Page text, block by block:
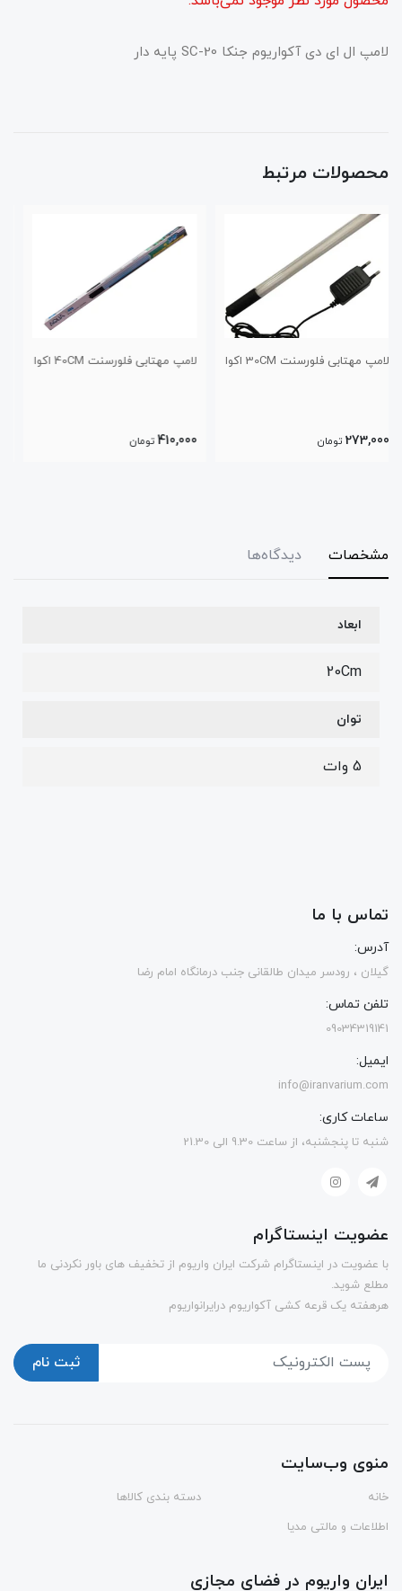
لامپ ال ای دی آکواریوم جنکا SC-20 پایه دار
محصولات مرتبط
لامپ مهتابی فلورسنت 40CM اکوا
410,000
لامپ اکوا ال ای دی 20CM
770,000
مشخصات دیدگاه‌ها
ابعاد
20Cm
توان
5 وات
تماس با ما
آدرس:
گیلان ، رودسر میدان طالقانی جنب درمانگاه امام رضا
تلفن تماس:
09034319141
ایمیل:
info@iranvarium.com
ساعات کاری:
شنبه تا پنجشنبه، از ساعت 9.30 الی 21.30
عضویت اینستاگرام
با عضویت در اینستاگرام شرکت ایران واریوم از تخفیف های باور نکردنی ما
مطلع شوید.
هرهفته یک قرعه کشی آکواریوم درایرانواریوم
ثبت نام
منوی وب‌سایت
خانه
دسته بندی کالاها
اطلاعات و مالتی مدیا
ایران واریوم در فضای مجازی